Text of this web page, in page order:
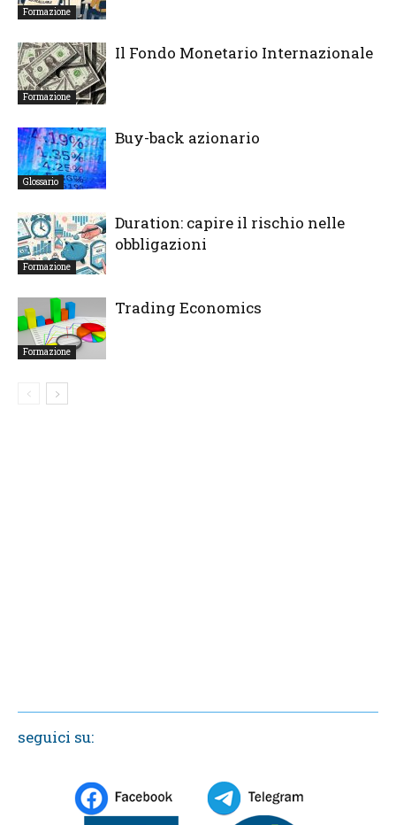
Formazione
Formazione
Il Fondo Monetario Internazionale
Glossario
Buy-back azionario
Formazione
Duration: capire il rischio nelle
obbligazioni
Formazione
Trading Economics
seguici su: